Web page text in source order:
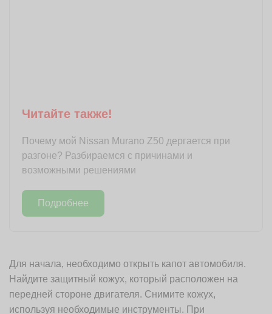
Читайте также!
Почему мой Nissan Murano Z50 дергается при
разгоне? Разбираемся с причинами и
возможными решениями
Подробнее
Для начала, необходимо открыть капот автомобиля.
Найдите защитный кожух, который расположен на
передней стороне двигателя. Снимите кожух,
используя необходимые инструменты. При